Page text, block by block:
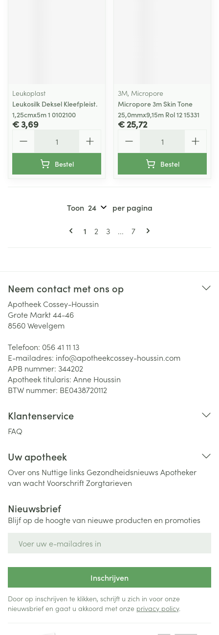
Leukoplast
Leukosilk Deksel Kleefpleist.
1,25cmx5m 1 0102100
€ 3,69
Bestel
3M, Micropore
Micropore 3m Skin Tone
25,0mmx9,15m Rol 12 15331
€ 25,72
Bestel
Pagina's
U lees momenteel pagina
1 Pagina
2 Pagina
3 ... Pagina
7
Toon per pagina
Neem contact met ons op
Apotheek Cossey-Houssin
Grote Markt 44-46
8560Wevelgem
Telefoon: 056 41 11 13
E-mailadres: info@apotheekcossey-houssin.com
APB nummer: 344202
Apotheek titularis: Anne Houssin
BTW nummer: BE0438720112
Klantenservice
FAQ
Uw apotheek
Over ons Nuttige links Gezondheidsnieuws Apotheker
van wachtVoorschriftZorgtarieven
Nieuwsbrief
Blijf op de hoogte van nieuwe producten en promoties
Inschrijven
Door op inschrijven te klikken, schrijft u zich in voor onze
nieuwsbrief en gaat u akkoord met onze privacy policy.